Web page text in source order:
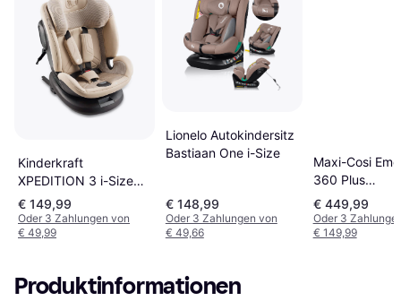
Kinderkraft
XPEDITION 3 i-Size
Kindersitz Beige
€ 149,99
Oder 3 Zahlungen von
€ 49,99
Lionelo Autokindersitz
Bastiaan One i-Size
€ 148,99
Oder 3 Zahlungen von
€ 49,66
Maxi-Cosi
360 Plus
Kinderautositz
€ 449,99
Oder 3
€ 149,99
Produktinformationen